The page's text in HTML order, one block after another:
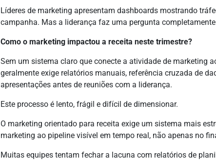
Líderes de marketing apresentam dashboards mostrando
campanha. Mas a liderança faz uma pergunta
Como o marketing impactou a receita neste trimestre?
Sem um sistema claro que conecte a atividade de marketing
geralmente exige relatórios manuais, referência cruzada de
apresentações antes de reuniões com a liderança.
Este processo é lento, frágil e difícil de dimensionar.
O marketing orientado para receita exige um sistema mais
marketing ao pipeline visível em tempo real, não apenas no
Muitas equipes tentam fechar a lacuna com relatórios de